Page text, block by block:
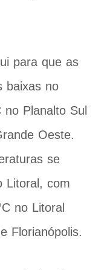
para que as
baixas no
Planalto Sul
Oeste.
se
Litoral, com
no Litoral
Florianópolis.